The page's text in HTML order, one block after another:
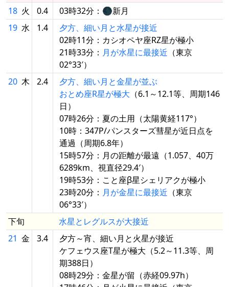
18 火 0.4
03時32分：🌑新月
19 水 1.4
夕方、細い月と水星が接近
02時11分：カシオペヤ座RZ星が極小
21時33分： 月が水星に最接近 （東京
02°33′）
20 木 2.4
夕方、細い月と金星が並ぶ
おとめ座R星が極大 （6.1～12.1等、周期146
日）
07時26分：夏の土用（太陽黄経117°）
10時：347P/パンスターズ彗星が近日点を
通過（周期6.8年）
15時57分：月の距離が最遠（1.057、40万
6289km、視直径29.4′）
19時53分：こと座β星シェリアクが極小
23時20分： 月が金星に最接近 （東京
06°33′）
下旬
水星とレグルスが大接近
21 金 3.4
夕方～宵、細い月と火星が接近
ケフェウス座T星が極大（5.2～11.3等、周
期388日）
08時29分：金星が留（赤経09.97h）